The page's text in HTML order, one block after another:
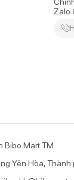
Zalo
Bibo Mart TM
Yên Hòa, Thành